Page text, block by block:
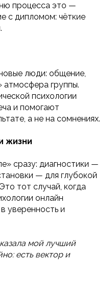
процесса это —
с дипломом: чёткие
люди: общение,
атмосфера группы.
психологии
и помогают
а не на сомнениях.
жизни
сразу: диагностики —
— для глубокой
тот случай, когда
онлайн
уверенность и
мой лучший
есть вектор и